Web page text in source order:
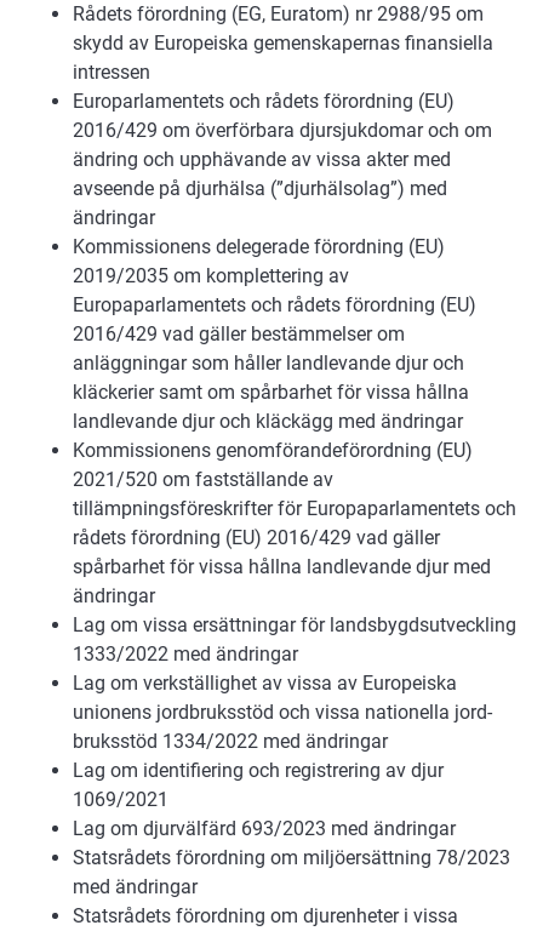
Rådets förordning (EG, Euratom) nr 2988/95 om
skydd av Europeiska gemenskapernas finansiella
intressen
Europarlamentets och rådets förordning (EU)
2016/429 om överförbara djursjukdomar och om
ändring och upphävande av vissa akter med
avseende på djurhälsa (”djurhälsolag”) med
ändringar
Kommissionens delegerade förordning (EU)
2019/2035 om komplettering av
Europaparlamentets och rådets förordning (EU)
2016/429 vad gäller bestämmelser om
anläggningar som håller landlevande djur och
kläckerier samt om spårbarhet för vissa hållna
landlevande djur och kläckägg med ändringar
Kommissionens genomförandeförordning (EU)
2021/520 om fastställande av
tillämpningsföreskrifter för Europaparlamentets och
rådets förordning (EU) 2016/429 vad gäller
spårbarhet för vissa hållna landlevande djur med
ändringar
Lag om vissa ersättningar för landsbygdsutveckling
1333/2022 med ändringar
Lag om verkställighet av vissa av Europeiska
unionens jordbruksstöd och vissa nationella jord-
bruksstöd 1334/2022 med ändringar
Lag om identifiering och registrering av djur
1069/2021
Lag om djurvälfärd 693/2023 med ändringar
Statsrådets förordning om miljöersättning 78/2023
med ändringar
Statsrådets förordning om djurenheter i vissa